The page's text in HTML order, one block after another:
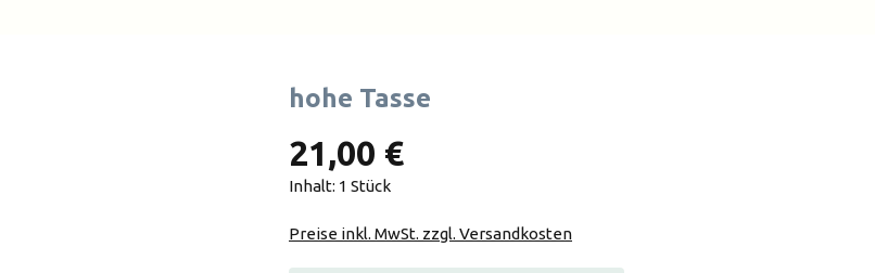
hohe Tasse
21,00 €
Inhalt: 1 Stück
Preise inkl. MwSt. zzgl. Versandkosten